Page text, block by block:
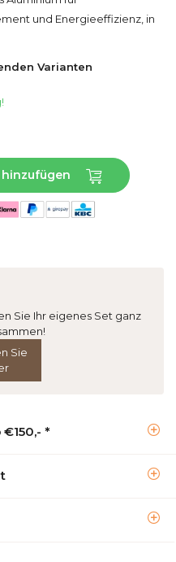
und Energieeffizienz, in
Varianten
Sie Ihr eigenes Set ganz
Sie
*